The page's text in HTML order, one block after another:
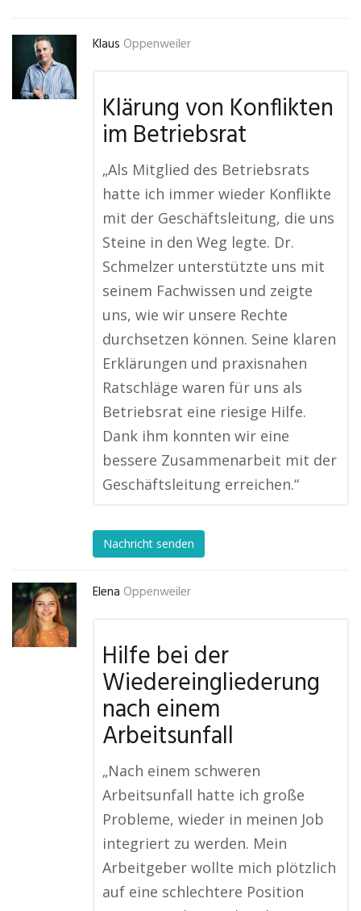
Klaus Oppenweiler
Klärung von Konflikten
im Betriebsrat
„Als Mitglied des Betriebsrats
hatte ich immer wieder Konflikte
mit der Geschäftsleitung, die uns
Steine in den Weg legte. Dr.
Schmelzer unterstützte uns mit
seinem Fachwissen und zeigte
uns, wie wir unsere Rechte
durchsetzen können. Seine klaren
Erklärungen und praxisnahen
Ratschläge waren für uns als
Betriebsrat eine riesige Hilfe.
Dank ihm konnten wir eine
bessere Zusammenarbeit mit der
Geschäftsleitung erreichen.“
Nachricht senden
Elena Oppenweiler
Hilfe bei der
Wiedereingliederung
nach einem
Arbeitsunfall
„Nach einem schweren
Arbeitsunfall hatte ich große
Probleme, wieder in meinen Job
integriert zu werden. Mein
Arbeitgeber wollte mich plötzlich
auf eine schlechtere Position